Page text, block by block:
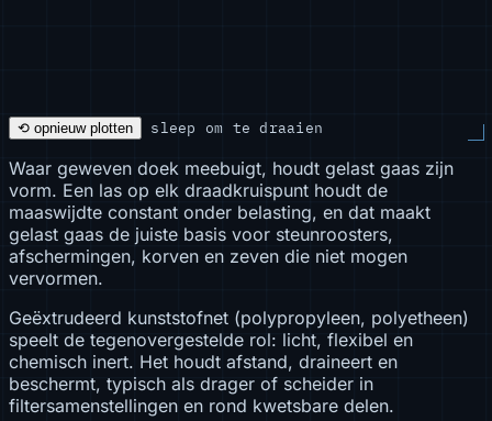
⟲ opnieuw plotten sleep om te draaien
Waar geweven doek meebuigt, houdt gelast gaas zijn
vorm. Een las op elk draadkruispunt houdt de
maaswijdte constant onder belasting, en dat maakt
gelast gaas de juiste basis voor steunroosters,
afschermingen, korven en zeven die niet mogen
vervormen.
Geëxtrudeerd kunststofnet (polypropyleen, polyetheen)
speelt de tegenovergestelde rol: licht, flexibel en
chemisch inert. Het houdt afstand, draineert en
beschermt, typisch als drager of scheider in
filtersamenstellingen en rond kwetsbare delen.